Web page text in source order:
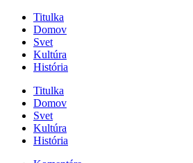
Titulka
Domov
Svet
Kultúra
História
Titulka
Domov
Svet
Kultúra
História